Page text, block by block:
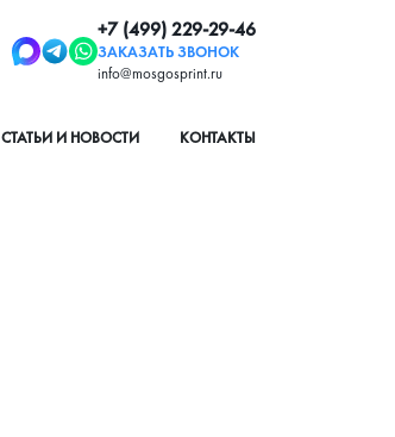
+7 (499) 229-29-46
ЗАКАЗАТЬ ЗВОНОК
info@mosgosprint.ru
СТАТЬИ И НОВОСТИ КОНТАКТЫ